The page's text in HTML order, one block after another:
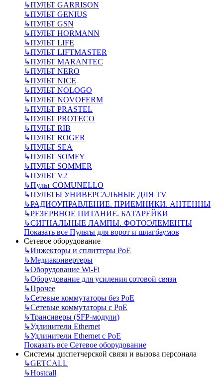
↳ПУЛЬТ GARRISON
↳ПУЛЬТ GENIUS
↳ПУЛЬТ GSN
↳ПУЛЬТ HORMANN
↳ПУЛЬТ LIFE
↳ПУЛЬТ LIFTMASTER
↳ПУЛЬТ MARANTEC
↳ПУЛЬТ NERO
↳ПУЛЬТ NICE
↳ПУЛЬТ NOLOGO
↳ПУЛЬТ NOVOFERM
↳ПУЛЬТ PRASTEL
↳ПУЛЬТ PROTECO
↳ПУЛЬТ RIB
↳ПУЛЬТ ROGER
↳ПУЛЬТ SEA
↳ПУЛЬТ SOMFY
↳ПУЛЬТ SOMMER
↳ПУЛЬТ V2
↳Пульт СOMUNELLO
↳ПУЛЬТЫ УНИВЕРСАЛЬНЫЕ ДЛЯ TV
↳РАДИОУПРАВЛЕНИЕ. ПРИЕМНИКИ. АНТЕННЫ
↳РЕЗЕРВНОЕ ПИТАНИЕ. БАТАРЕЙКИ
↳СИГНАЛЬНЫЕ ЛАМПЫ. ФОТОЭЛЕМЕНТЫ
Показать все Пульты для ворот и шлагбаумов
Сетевое оборудование
↳Инжекторы и сплиттеры РоЕ
↳Медиаконвертеры
↳Оборудование Wi-Fi
↳Оборудование для усиления сотовой связи
↳Прочее
↳Сетевые коммутаторы без РоЕ
↳Сетевые коммутаторы с РоЕ
↳Трансиверы (SFP-модули)
↳Удлинители Ethernet
↳Удлинители Ethernet с PoE
Показать все Сетевое оборудование
Системы диспетчерской связи и вызова персонала
↳GETCALL
↳Hostcall